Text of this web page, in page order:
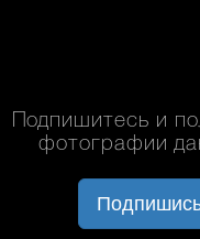
Подпишитесь и
фотографии